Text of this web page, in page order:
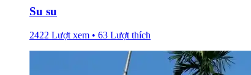
Su su
2422 Lượt xem • 63 Lượt thích